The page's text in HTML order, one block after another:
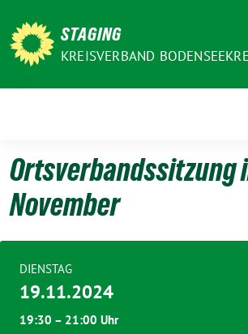
zum
Inhalt
STAGING
KREISVERBAND
Ortsverbandssitzung
November
DIENSTAG
19.11.2024
19:30 – 21:00 Uhr